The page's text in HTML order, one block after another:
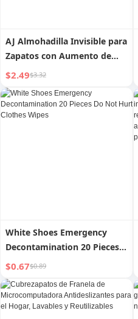
AJ Almohadilla Invisible para
Zapatos con Aumento de
Altura Interna Fondo Suave
Antigolpes
$2.49$3.32
White Shoes Emergency
Decontamination 20 Pieces
Do Not Hurt Clothes Wipes
$0.67$0.89